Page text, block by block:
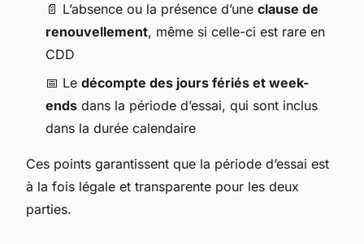
📄 L’absence ou la présence d’une clause de
renouvellement, même si celle-ci est rare en
CDD
📅 Le décompte des jours fériés et week-
ends dans la période d’essai, qui sont inclus
dans la durée calendaire
Ces points garantissent que la période d’essai est
à la fois légale et transparente pour les deux
parties.